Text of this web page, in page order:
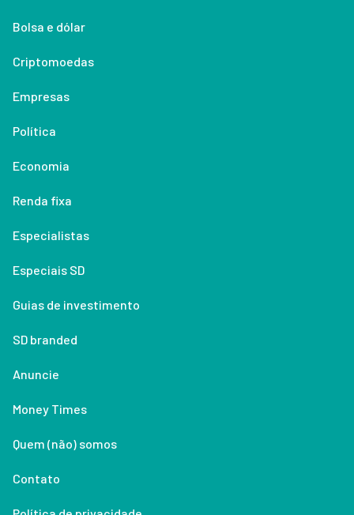
Bolsa e dólar
Criptomoedas
Empresas
Política
Economia
Renda fixa
Especialistas
Especiais SD
Guias de investimento
SD branded
Anuncie
Money Times
Quem (não) somos
Contato